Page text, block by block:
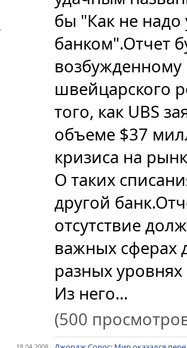
бы "Как не надо
банком".Отчет
швейцарского
того, как UBS
объеме $37
кризиса на
О таких
другой банк.
отсутствие
важных сферах
разных
Из него...
(500